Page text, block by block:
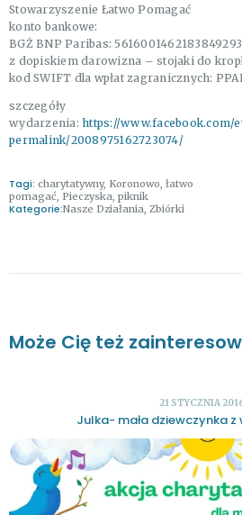
Stowarzyszenie Łatwo Pomagać
konto bankowe:
BGŻ BNP Paribas:
z dopiskiem darowizna – stojaki do
kod SWIFT dla wpłat zagranicznych:
szczegóły
wydarzenia: https://www.facebook.com/
permalink/2008975162723074/
Tagi: charytatywny, Koronowo, łatwo
pomagać, Pieczyska, piknik
Kategorie:Nasze Działania, Zbiórki
Może Cię też
21 STYCZNIA
Julka- mała dziewczynka z